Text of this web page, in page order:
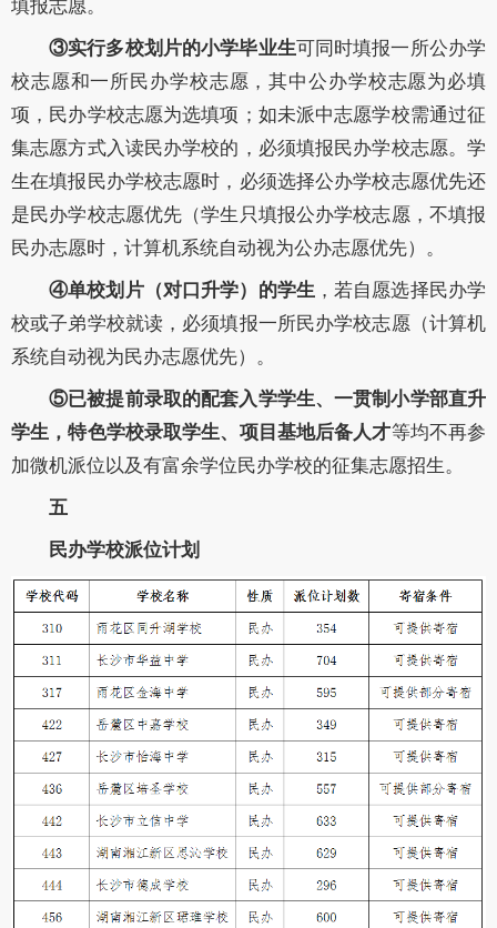
填报志愿。
③实行多校划片的小学毕业生可同时填报一所公办学
校志愿和一所民办学校志愿，其中公办学校志愿为必填
项，民办学校志愿为选填项；如未派中志愿学校需通过征
集志愿方式入读民办学校的，必须填报民办学校志愿。学
生在填报民办学校志愿时，必须选择公办学校志愿优先还
是民办学校志愿优先（学生只填报公办学校志愿，不填报
民办志愿时，计算机系统自动视为公办志愿优先）。
④单校划片（对口升学）的学生，若自愿选择民办学
校或子弟学校就读，必须填报一所民办学校志愿（计算机
系统自动视为民办志愿优先）。
⑤已被提前录取的配套入学学生、一贯制小学部直升
学生，特色学校录取学生、项目基地后备人才等均不再参
加微机派位以及有富余学位民办学校的征集志愿招生。
五
民办学校派位计划